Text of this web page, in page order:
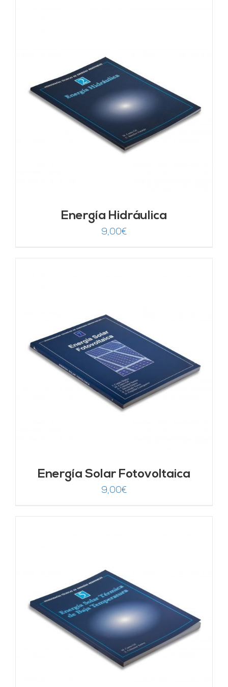
Energía Hidráulica
9,00€
Energía Solar Fotovoltaica
9,00€